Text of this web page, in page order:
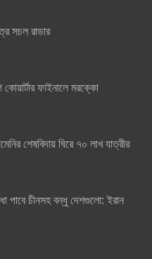
সচল রাডার
কোয়ার্টার ফাইনালে মরক্কো
শেষবিদায় ঘিরে ৭০ লাখ যাত্রীর
পাবে চীনসহ বন্ধু দেশগুলো: ইরান